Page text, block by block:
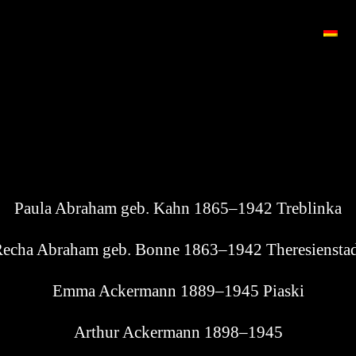
Pau­la Abra­ham geb. Kahn 1865–1942 Treblinka
Abra­ham geb. Bon­ne 1863–1942
Emma Acker­mann 1889–1945 Piaski
Arthur Acker­mann 1898–1945